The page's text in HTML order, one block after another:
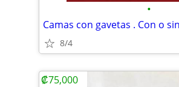
•
8/4
₡75,000